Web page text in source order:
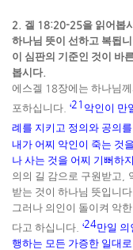
2. 겔 18:20-25을 읽어봅
하나님 뜻이 선하고 복됩
이 심판의 기준인 것이 바
봅시다.
에스겔 18장에는 하나님
포하십니다 ‘21 악인이 만
례를 지키고 정의와 공의
내가 어찌 악인이 죽는 것
나 사는 것을 어찌 기뻐하
의의 길 감으로 구원받고
받는 것이 하나님 뜻입니다
그러나 의인이 돌이켜 악
다고 하십니다 ‘24만일 의
행하는 모든 가증한 일대